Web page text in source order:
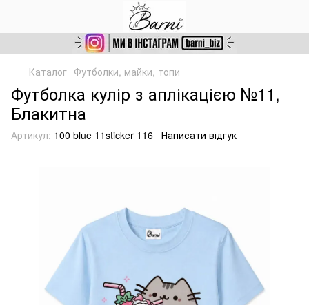
Каталог Футболки, майки, топи
Футболка кулір з аплікацією №11,
Блакитна
Артикул: 100 blue 11sticker 116 Написати відгук